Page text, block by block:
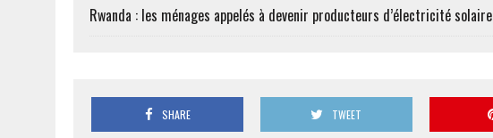
Rwanda : les ménages appelés à devenir producteurs d’électricité solaire
SHARE TWEET